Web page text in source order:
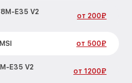
E35 V2
от 200₽
от 500₽
E35 V2
от 1200₽